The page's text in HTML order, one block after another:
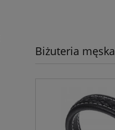
Biżuteria męska